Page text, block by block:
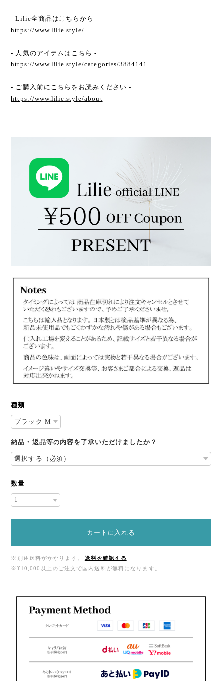
- Lilie全商品はこちらから -
https://www.lilie.style/
- 人気のアイテムはこちら -
https://www.lilie.style/categories/3884141
- ご購入前にこちらをお読みください -
https://www.lilie.style/about
-------------------------------------------------------
種類
納品・返品等の内容を了承いただけましたか？
数量
カートに入れる
※別途送料がかかります。
送料を確認する
※¥10,000以上のご注文で国内送料が無料になります。